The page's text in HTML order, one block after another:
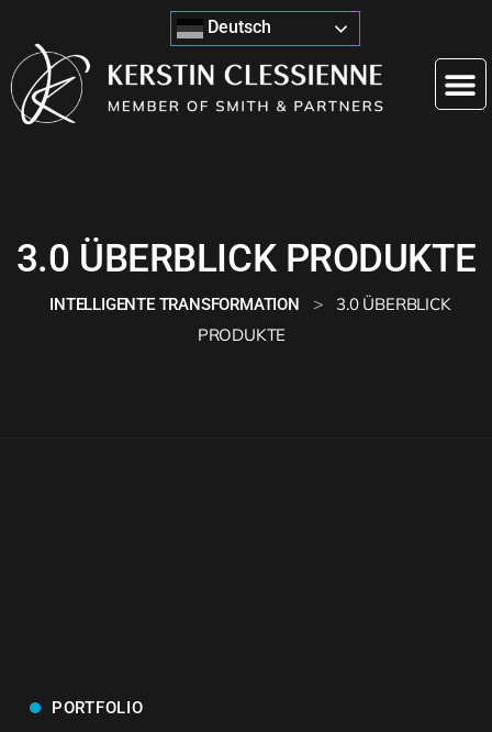
Deutsch
3.0 ÜBERBLICK PRODUKTE
INTELLIGENTE TRANSFORMATION >
3.0 ÜBERBLICK
PRODUKTE
PORTFOLIO